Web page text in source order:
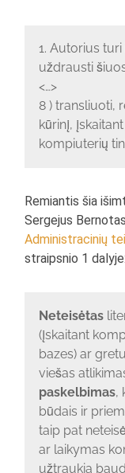
1. Autorius
uždrausti
<…>
8 ) transliuoti,
kūrinį,
kompiuterių
Remiantis šia
Sergejus
Administracinių
straipsnio 1 dalyje:
Neteisėtas
(įskaitant
bazes) ar
viešas
paskelbimas,
būdais ir
taip pat
ar laikymas
užtraukia